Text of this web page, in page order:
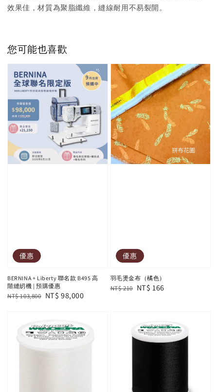
效果佳，材質為聚脂纖維，縫線耐用不易裂開。
您可能也喜歡
優惠
BERNINA + Liberty 聯名款 B495 高
階縫紉機 | 預購優惠
Regular
NT$ 103,800 Sale
NT$ 98,000
優惠
羽毛燙金布（橘色）
Regular
NT$ 210 Sale
NT$ 166